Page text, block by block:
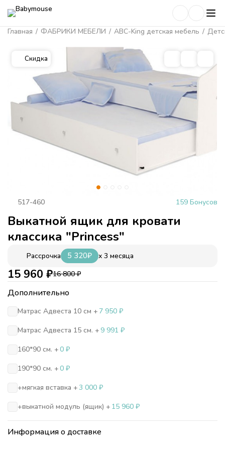
Главная / ФАБРИКИ МЕБЕЛИ / ABC-King детская мебель /
Скидка
517-460 159 Бонусов
Выкатной ящик для кровати
классика "Princess"
Рассрочка 5 320₽ x 3 месяца
15 960 ₽16 800₽
Дополнительно
Матрас Адвеста 10 см + 7 950 ₽
Матрас Адвеста 15 см. +9 991 ₽
160*90 см. +0 ₽
190*90 см. +0 ₽
+мягкая вставка +3 000 ₽
+выкатной модуль (ящик) + 15 960 ₽
Информация о доставке